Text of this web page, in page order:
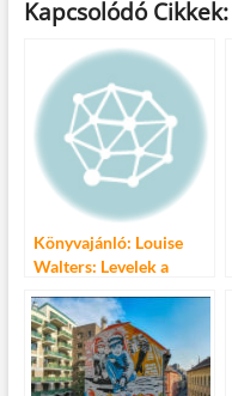
e
b
o
o
k
itt
er
ail m
Kapcsolódó Cikkek:
Könyvajánló: Louise
Walters: Levelek a